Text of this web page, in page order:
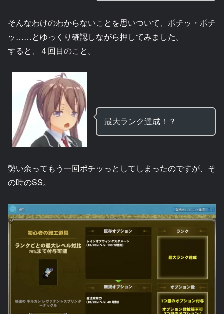
そんなわけのわからないことを思いついて、ポチッ・ポチ
ッ……とゆっくり確認しながら押してみました。
すると、４回目のこと。
最大ランク達成！？
勢い余ってもう一回ポチッっとしてしまったのですが、そ
の時のSS。